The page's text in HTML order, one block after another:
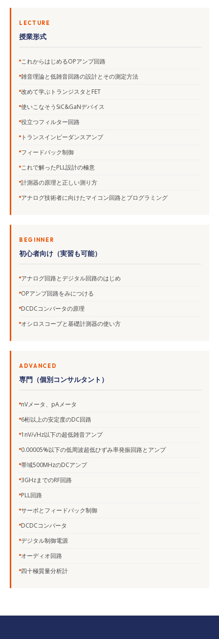
LECTURE
授業形式
これからはじめるOPアンプ回路
雑音理論と低雑音回路の設計とその測定方法
改めて学ぶトランジスタとFET
使いこなそうSiC&GaNデバイス
役立つフィルター回路
トランスインピーダンスアンプ
フィードバック制御
これで解ったPLL設計の極意
計測器の原理と正しい測り方
アナログ技術者に向けたマイコン回路とプログラミング
BEGINNER
初心者向け（実習も可能）
アナログ回路とデジタル回路のはじめ
OPアンプ回路をみにつける
DCDCコンバータの原理
オシロスコープと基礎計測器の使い方
ADVANCED
専門（個別コンサルタント）
nVメータ、pAメータ
6桁以上の安定度のDC回路
1nV/√Hz以下の超低雑音アンプ
0.00005%以下の低周波超低ひずみ率発振回路とアンプ
帯域500MHzのDCアンプ
3GHzまでのRF回路
PLL回路
サーボとフィードバック制御
DCDCコンバータ
デジタル制御電源
オーディオ回路
四十極質量分析計